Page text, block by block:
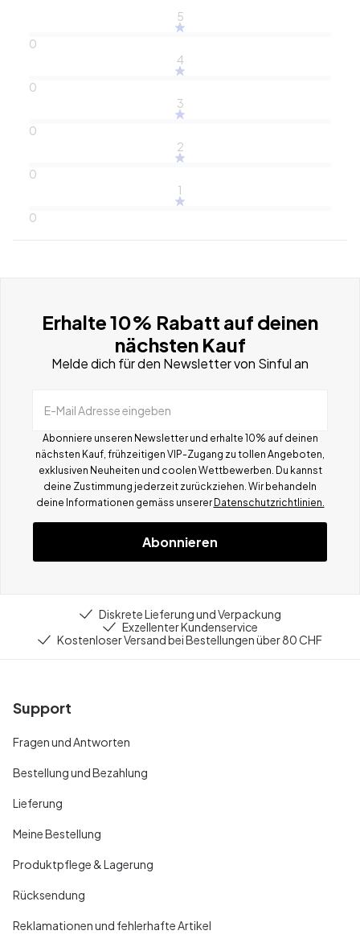
5
0
4
0
3
0
2
0
1
0
Erhalte 10% Rabatt auf deinen
nächsten Kauf
Melde dich für den Newsletter von Sinful an
E-Mail Adresse eingeben
Abonniere unseren Newsletter und erhalte 10% auf deinen
nächsten Kauf, frühzeitigen VIP-Zugang zu tollen Angeboten,
exklusiven Neuheiten und coolen Wettbewerben. Du kannst
deine Zustimmung jederzeit zurückziehen. Wir behandeln
deine Informationen gemäss unserer Datenschutzrichtlinien.
Abonnieren
Diskrete Lieferung und Verpackung
Exzellenter Kundenservice
Kostenloser Versand bei Bestellungen über 80 CHF
Support
Fragen und Antworten
Bestellung und Bezahlung
Lieferung
Meine Bestellung
Produktpflege & Lagerung
Rücksendung
Reklamationen und fehlerhafte Artikel